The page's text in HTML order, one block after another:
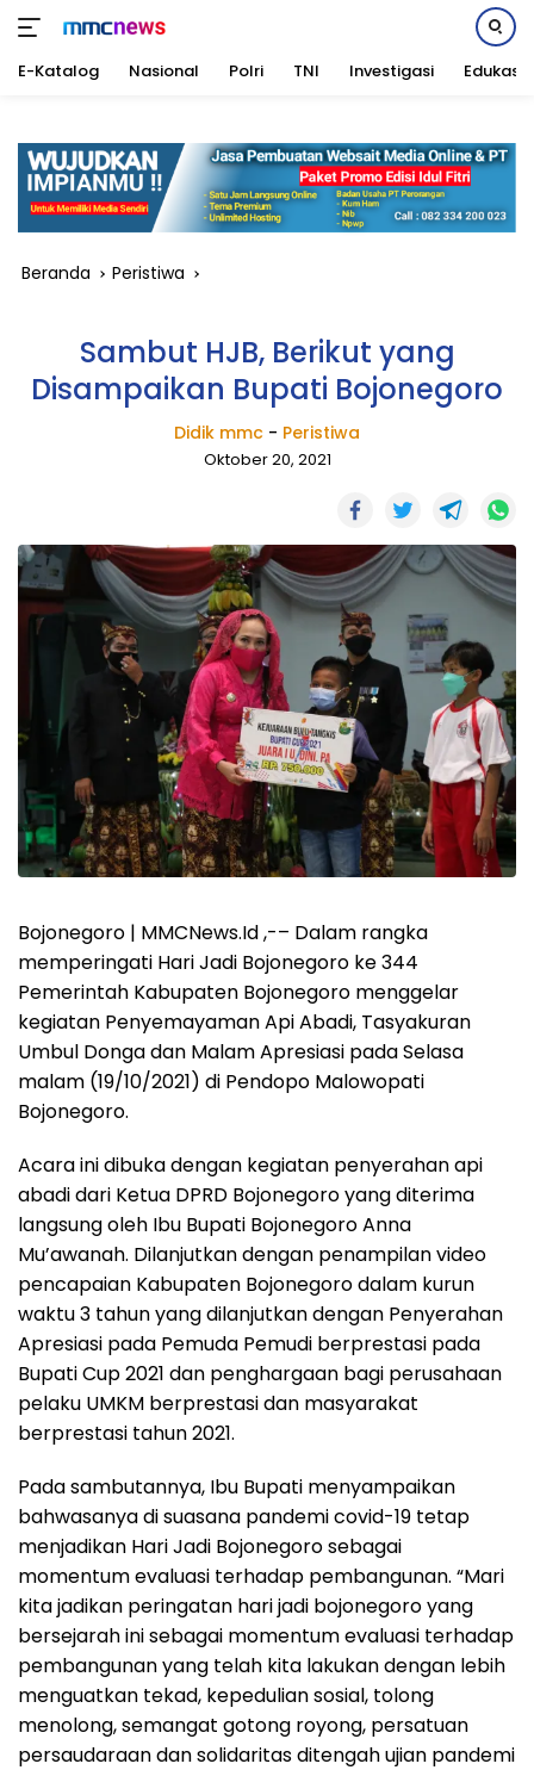
konten
E-Katalog Nasional Polri TNI Investigasi Edukasi
Beranda Peristiwa
Sambut HJB, Berikut yang
Disampaikan Bupati Bojonegoro
Didik mmc - Peristiwa
Oktober 20, 2021
Bojonegoro | MMCNews.Id ,-– Dalam rangka
memperingati Hari Jadi Bojonegoro ke 344
Pemerintah Kabupaten Bojonegoro menggelar
kegiatan Penyemayaman Api Abadi, Tasyakuran
Umbul Donga dan Malam Apresiasi pada Selasa
malam (19/10/2021) di Pendopo Malowopati
Bojonegoro.
Acara ini dibuka dengan kegiatan penyerahan api
abadi dari Ketua DPRD Bojonegoro yang diterima
langsung oleh Ibu Bupati Bojonegoro Anna
Mu’awanah. Dilanjutkan dengan penampilan video
pencapaian Kabupaten Bojonegoro dalam kurun
waktu 3 tahun yang dilanjutkan dengan Penyerahan
Apresiasi pada Pemuda Pemudi berprestasi pada
Bupati Cup 2021 dan penghargaan bagi perusahaan
pelaku UMKM berprestasi dan masyarakat
berprestasi tahun 2021.
Pada sambutannya, Ibu Bupati menyampaikan
bahwasanya di suasana pandemi covid-19 tetap
menjadikan Hari Jadi Bojonegoro sebagai
momentum evaluasi terhadap pembangunan. “Mari
kita jadikan peringatan hari jadi bojonegoro yang
bersejarah ini sebagai momentum evaluasi terhadap
pembangunan yang telah kita lakukan dengan lebih
menguatkan tekad, kepedulian sosial, tolong
menolong, semangat gotong royong, persatuan
persaudaraan dan solidaritas ditengah ujian pandemi